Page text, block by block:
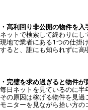
・高利回り非公開の物件を入
ネットで検索して終わりにし
現地で業者にある1つの仕掛
すると、誰にも知られずに高
・完璧を求め過ぎると物件
毎日ネットを見ているのに
その原因は稼げる物件を見過
モニターを見ながら拾い方の